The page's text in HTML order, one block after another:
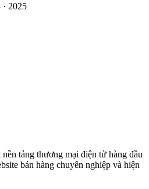
· 2025
tảng thương mại điện tử hàng đầu
bán hàng chuyên nghiệp và hiện